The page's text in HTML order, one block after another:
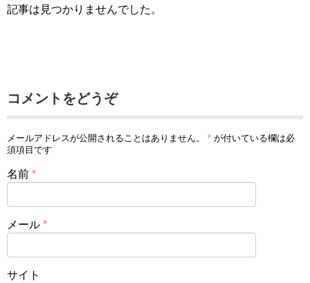
記事は見つかりませんでした。
コメントをどうぞ
メールアドレスが公開されることはありません。 * が付いている欄は必
須項目です
名前 *
メール *
サイト